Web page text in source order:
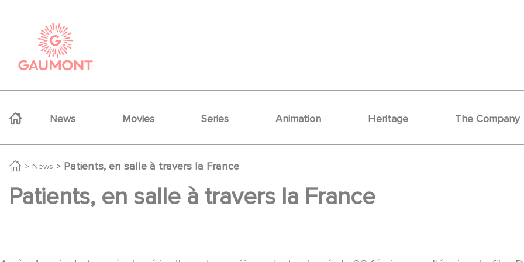
News Movies Series Animation Heritage The Company
News Patients, en salle à travers la France
Patients, en salle à travers la France